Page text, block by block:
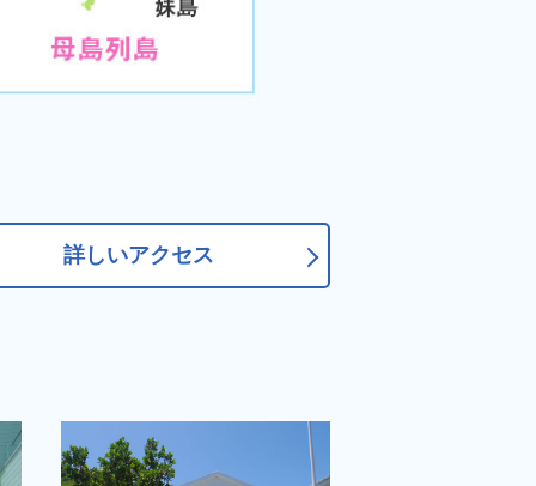
詳しいアクセス